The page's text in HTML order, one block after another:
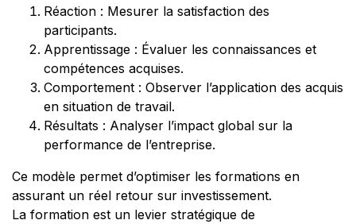
Réaction : Mesurer la satisfaction des
participants.
Apprentissage : Évaluer les connaissances et
compétences acquises.
Comportement : Observer l’application des acquis
en situation de travail.
Résultats : Analyser l’impact global sur la
performance de l’entreprise.
Ce modèle permet d’optimiser les formations en
assurant un réel retour sur investissement.
La formation est un levier stratégique de